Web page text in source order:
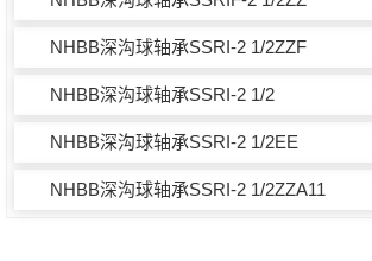
NHBB深沟球轴承SSRI-2 1/2ZZF
NHBB深沟球轴承SSRI-2 1/2
NHBB深沟球轴承SSRI-2 1/2EE
NHBB深沟球轴承SSRI-2 1/2ZZA11